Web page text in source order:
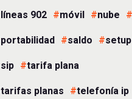
líneas 902
móvil nube
portabilidad
saldo
setup
sip
tarifa plana
tarifas planas
telefonía ip